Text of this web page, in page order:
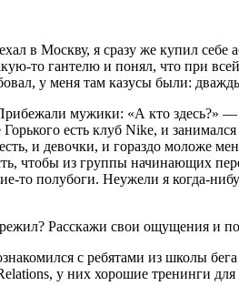
в Москву, я сразу же купил
то гантелю и понял, что при
у меня там казусы были:
мужики: «А кто здесь?»
есть клуб Nike, и
и девочки, и гораздо моложе
чтобы из группы начинающих
то полубоги. Неужели я когда-
Расскажи свои ощущения и
с ребятами из школы
у них хорошие тренинги